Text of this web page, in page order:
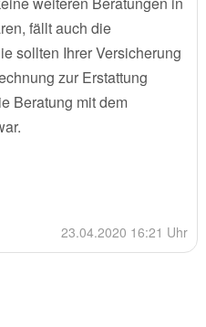
fällt auch die
sollten Ihrer Versicherung
zur Erstattung
Beratung mit dem
23.04.2020 16:21 Uhr